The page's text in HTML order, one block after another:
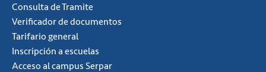
Consulta de Tramite
Verificador de documentos
Tarifario general
Inscripción a escuelas
Acceso al campus Serpar